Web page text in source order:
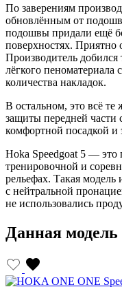
По заверениям
обновлённым от
подошвы придали ещё
поверхностях. Приятно
Производитель добился
лёгкого
количества накладок.
В остальном, это всё те
защиты передней части
комфортной посадкой и
Hoka Speedgoat 5 — это
тренировочной и
рельефах. Такая модель
с нейтральной
не использовались
Данная модель